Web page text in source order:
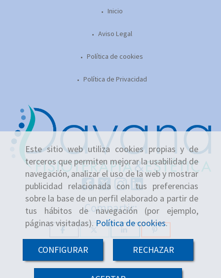
Este sitio web utiliza cookies propias y de
terceros que permiten mejorar la usabilidad de
navegación, analizar el uso de la web y mostrar
publicidad relacionada con tus preferencias
sobre la base de un perfil elaborado a partir de
tus hábitos de navegación (por ejemplo,
páginas visitadas). Política de cookies.
CONFIGURAR RECHAZAR
+
Inicio
Aviso Legal
Política de cookies
Política de Privacidad
Compartir: